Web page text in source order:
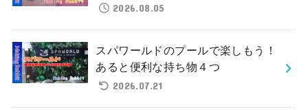
2026.08.05
スパワールドのプールで楽しもう！
あると便利な持ち物４つ
2026.07.21